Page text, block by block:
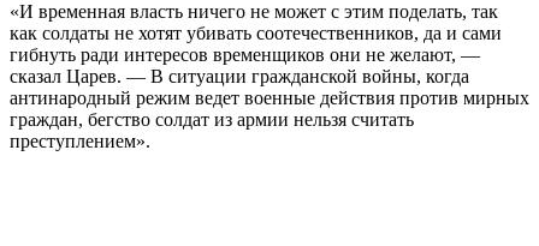
«И временная власть ничего не может с этим поделать, так
как солдаты не хотят убивать соотечественников, да и сами
гибнуть ради интересов временщиков они не желают, —
сказал Царев. — В ситуации гражданской войны, когда
антинародный режим ведет военные действия против мирных
граждан, бегство солдат из армии нельзя считать
преступлением».